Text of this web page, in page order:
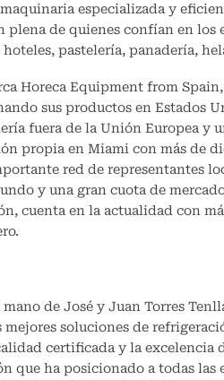
especializada y
plena de quienes confían en
pastelería, panadería,
Horeca Equipment from Spain,
sus productos en Estados
fuera de la Unión Europea y
propia en Miami con más de
red de representantes
y una gran cuota de
cuenta en la actualidad con
mano de José y Juan Torres
soluciones de
certificada y la excelencia
que ha posicionado a todas las